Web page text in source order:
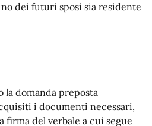
dei futuri sposi sia residente
la domanda preposta
i documenti necessari,
firma del verbale a cui segue